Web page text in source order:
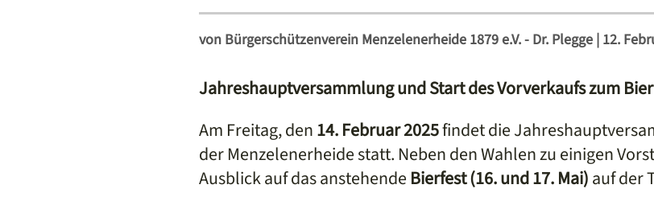
von Bürgerschützenverein Menzelenerheide 1879 e.V. - Dr. Plegge | 12.
Jahreshauptversammlung und Start des Vorverkaufs zum
Am Freitag, den14. Februar 2025findet die
der Menzelenerheide statt. Neben den Wahlen zu einigen
Ausblick auf das anstehende Bierfest (16. und 17. Mai)auf der